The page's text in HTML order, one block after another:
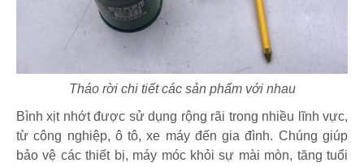
Tháo rời chi tiết các sản phẩm với nhau
Bình xịt nhớt được sử dụng rộng rãi trong nhiều lĩnh vực,
từ công nghiệp, ô tô, xe máy đến gia đình. Chúng giúp
bảo vệ các thiết bị, máy móc khỏi sự mài mòn, tăng tuổi